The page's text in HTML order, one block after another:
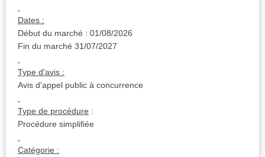
Dates :
Début du marché : 01/08/2026
Fin du marché 31/07/2027
Type d'avis :
Avis d'appel public à concurrence
Type de procédure :
Procédure simplifiée
Catégorie :